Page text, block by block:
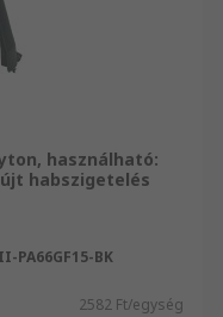
használható:
habszigetelés
PA66GF15-BK
2582 Ft/egység